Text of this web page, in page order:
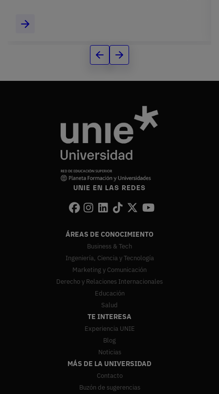
UNIE EN LAS REDES
ÁREAS DE CONOCIMIENTO
Business & Tech
Ingeniería, Ciencia y Tecnología
Marketing y Comunicación
Derecho y Relaciones Internacionales
Educación
Salud
TE INTERESA
Experiencia UNIE
Blog
Noticias
MÁS DE LA UNIVERSIDAD
Contacto
Buzón de sugerencias